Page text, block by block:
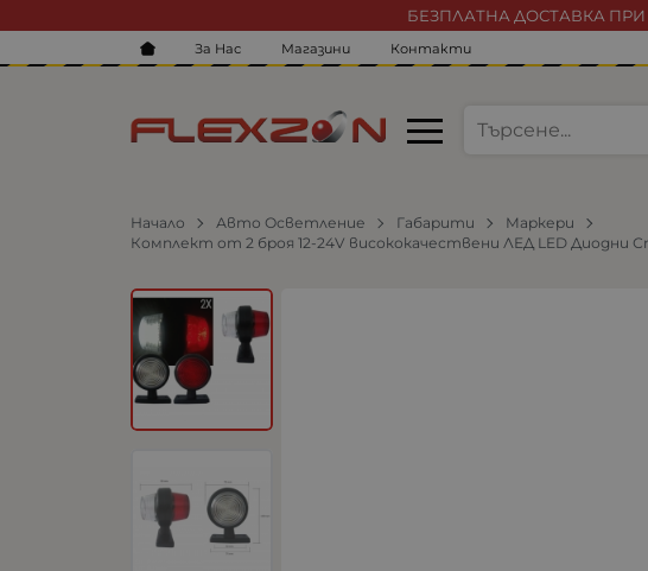
БЕЗПЛАТНА ДОСТАВКА ПРИ
За Нас Магазини Контакти
Начало Авто Осветление Габарити
Маркери
Комплект от 2 броя 12-24V висококачествени ЛЕД LED Диодни